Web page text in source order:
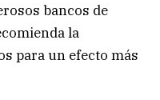
bancos de
la
para un efecto más